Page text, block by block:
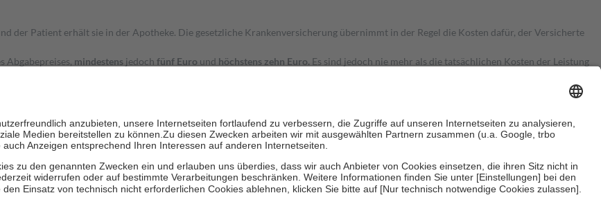
der Patient erhält sie in der Apotheke. Die gesetzliche Krankenversicherung übernimmt in der Regel die Kosten dafür, der Versicherte
Abgabepreises, mindestens jedoch fünf Euro und höchstens zehn Euro. Es sind jedoch nie mehr als die tatsächlichen Kosten der Leistung
und die besondere Stellung der Familie zu unterstützen, fallenkeine Zuzahlungen an bei:
der Fahrkosten
werden